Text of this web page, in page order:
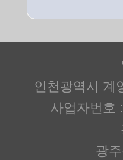
인천광역시 계
사업자번호
광